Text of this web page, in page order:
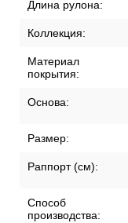
Длина рулона:
Коллекция:
Материал
покрытия:
Основа:
Размер:
Раппорт (см):
Способ
производства: